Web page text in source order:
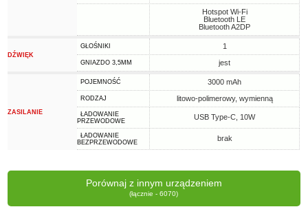
Hotspot Wi-Fi
Bluetooth LE
Bluetooth A2DP
DŹWIĘK
GŁOŚNIKI 1
GNIAZDO 3,5MM jest
ZASILANIE
POJEMNOŚĆ 3000 mAh
RODZAJ litowo-polimerowy, wymienną
ŁADOWANIE
PRZEWODOWE
USB Type-C, 10W
ŁADOWANIE
BEZPRZEWODOWE
brak
Porównaj z innym urządzeniem
(łącznie - 6070)